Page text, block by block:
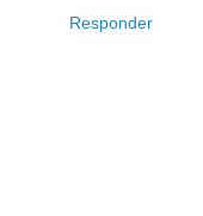
Responder